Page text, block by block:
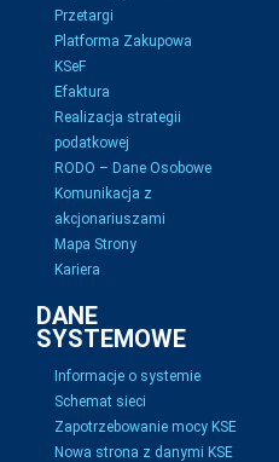
Przetargi
Platforma Zakupowa
KSeF
Efaktura
Realizacja strategii
podatkowej
RODO – Dane Osobowe
Komunikacja z
akcjonariuszami
Mapa Strony
Kariera
DANE
SYSTEMOWE
Informacje o systemie
Schemat sieci
Zapotrzebowanie mocy KSE
Nowa strona z danymi KSE